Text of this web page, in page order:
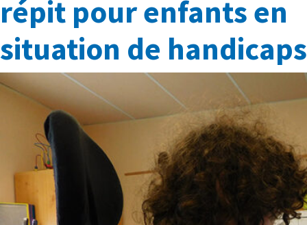
répit pour enfants en
situation de handicaps